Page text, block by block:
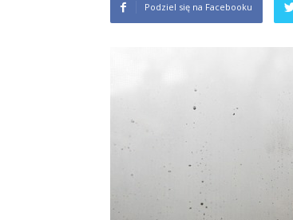
Podziel się na Facebooku